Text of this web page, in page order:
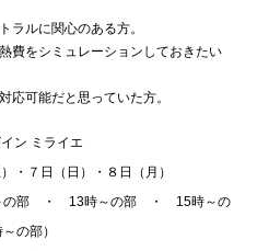
ラルに関心のある方。
費をシミュレーションしておきたい
応可能だと思っていた方。
ン ミライエ
・７日（日）・８日（月）
～の部 ・ 13時～の部 ・ 15時～の
の部）